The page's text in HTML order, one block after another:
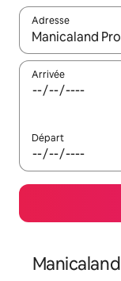
Adresse
Lorsque les
Arrivée
Départ